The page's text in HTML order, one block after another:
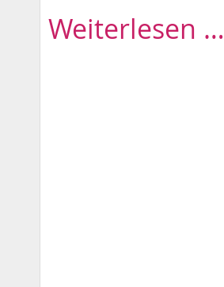
Weiterlesen …